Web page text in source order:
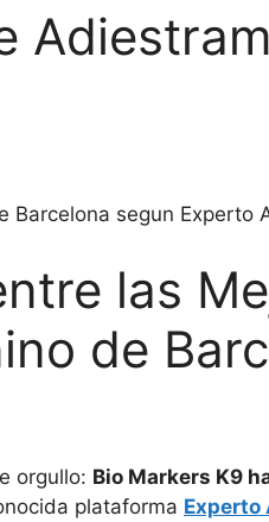
las
de
orgullo: Bio Markers K9
plataforma Experto